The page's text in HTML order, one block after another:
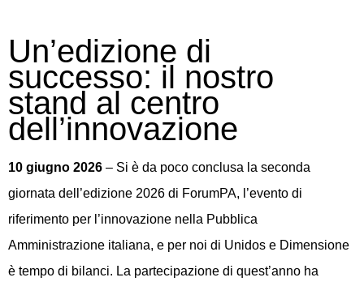
Un’edizione di
successo: il nostro
stand al centro
dell’innovazione
10 giugno 2026 – Si è da poco conclusa la seconda
giornata dell’edizione 2026 di ForumPA, l’evento di
riferimento per l’innovazione nella Pubblica
Amministrazione italiana, e per noi di Unidos e Dimensione
è tempo di bilanci. La partecipazione di quest’anno ha